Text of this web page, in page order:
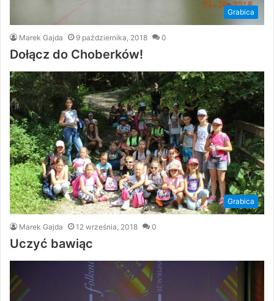
Grabica
Marek Gajda 9 października, 2018 0
Dołącz do Choberków!
Grabica
Marek Gajda 12 września, 2018 0
Uczyć bawiąc